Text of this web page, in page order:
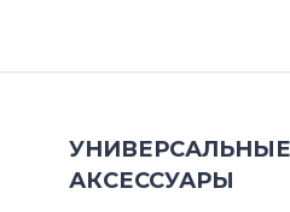
УНИВЕРСАЛЬНЫЕ
АКСЕССУАРЫ